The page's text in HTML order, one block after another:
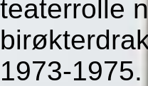
teaterrolle
1973-